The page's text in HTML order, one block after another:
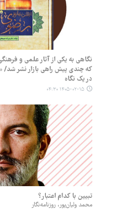
نگاهی به یکی از آثار علمی و
که چندی پیش راهی بازار نشر
در یک نگاه
۱۴۰۵-۰۲-۱۵ ۰۴:۳۰
تبیین با کدام اعتبار؟
محمد ولیان‌پور، روزنامه‌نگار